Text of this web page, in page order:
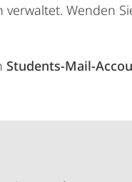
Wenden
Students-Mail-